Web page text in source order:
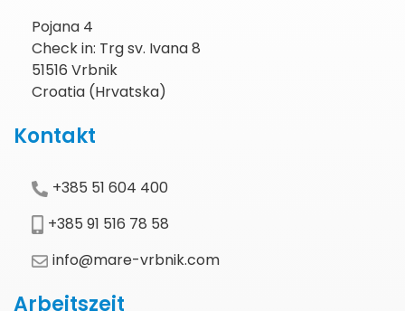
Pojana 4
Check in: Trg sv. Ivana 8
51516 Vrbnik
Croatia (Hrvatska)
Kontakt
+385 51 604 400
+385 91 516 78 58
info@mare-vrbnik.com
Arbeitszeit